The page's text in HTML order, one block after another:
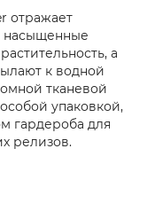
отражает
насыщенные
а
к водной
тканевой
упаковкой,
гардероба для
релизов.